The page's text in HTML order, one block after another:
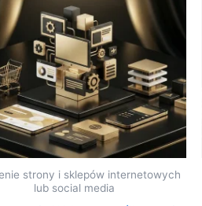
strony i sklepów internetowych
lub social media